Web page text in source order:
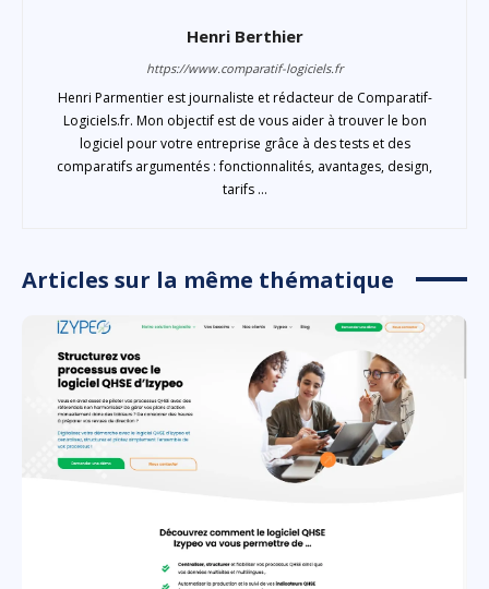
Henri Berthier
https://www.comparatif-logiciels.fr
Henri Parmentier est journaliste et rédacteur de Comparatif-
Logiciels.fr. Mon objectif est de vous aider à trouver le bon
logiciel pour votre entreprise grâce à des tests et des
comparatifs argumentés : fonctionnalités, avantages, design,
tarifs ...
Articles sur la même thématique